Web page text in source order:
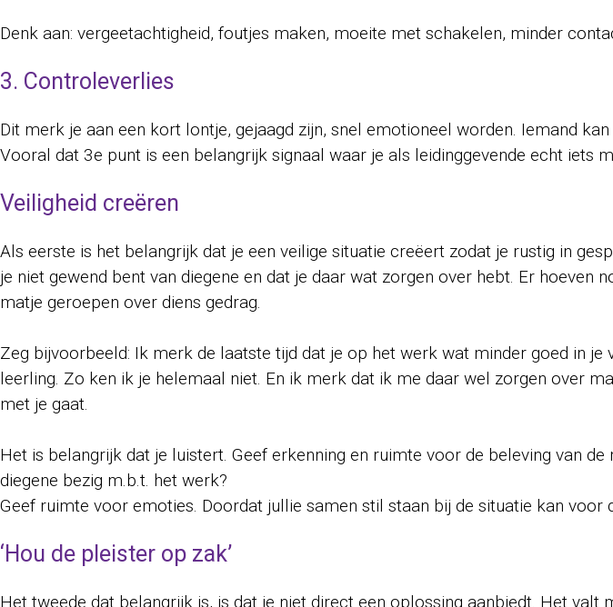
Denk aan: vergeetachtigheid, foutjes maken, moeite met schakelen, minder
3. Controleverlies
Dit merk je aan een kort lontje, gejaagd zijn, snel emotioneel worden. Iemand
Vooral dat 3e punt is een belangrijk signaal waar je als leidinggevende echt iets
Veiligheid creëren
Als eerste is het belangrijk dat je een veilige situatie creëert zodat je rustig in
je niet gewend bent van diegene en dat je daar wat zorgen over hebt. Er
matje geroepen over diens gedrag.
Zeg bijvoorbeeld: Ik merk de laatste tijd dat je op het werk wat minder goed in
leerling. Zo ken ik je helemaal niet. En ik merk dat ik me daar wel zorgen over
met je gaat.
Het is belangrijk dat je luistert. Geef erkenning en ruimte voor de beleving van
diegene bezig m.b.t. het werk?
Geef ruimte voor emoties. Doordat jullie samen stil staan bij de situatie kan
‘Hou de pleister op zak’
Het tweede dat belangrijk is, is dat je niet direct een oplossing aanbiedt. Het